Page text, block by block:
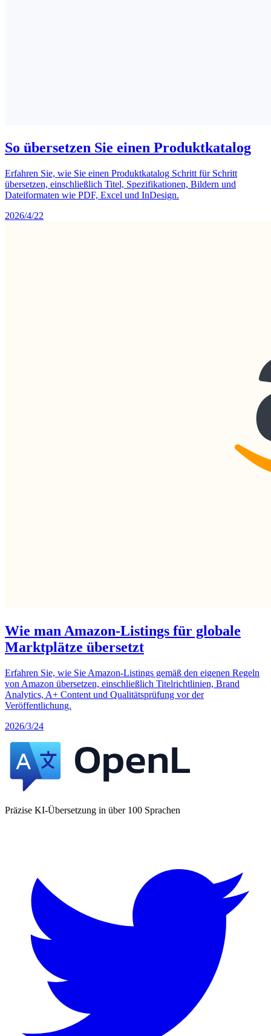
So übersetzen Sie einen Produktkatalog
Erfahren Sie, wie Sie einen Produktkatalog Schritt für Schritt
übersetzen, einschließlich Titel, Spezifikationen, Bildern und
Dateiformaten wie PDF, Excel und InDesign.
2026/4/22
Wie man Amazon-Listings für globale
Marktplätze übersetzt
Erfahren Sie, wie Sie Amazon-Listings gemäß den eigenen Regeln
von Amazon übersetzen, einschließlich Titelrichtlinien, Brand
Analytics, A+ Content und Qualitätsprüfung vor der
Veröffentlichung.
2026/3/24
Präzise KI-Übersetzung in über 100 Sprachen